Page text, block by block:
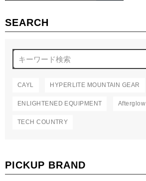
SEARCH
CAYL HYPERLITE MOUNTAIN GEAR
ENLIGHTENED EQUIPMENT Afterglow
TECH COUNTRY
PICKUP BRAND